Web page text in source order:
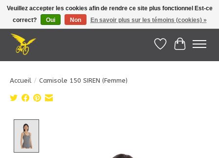
Le Pédalier | Îles de la Madeleine |info@lepedalier.com| 1-418-986-2965
Liste dePanier
Accueil / Camisole 150 SIREN (Femme)
Veuillez accepter les cookies afin de rendre ce site plus fonctionnel Est-ce
correct?
Oui Non En savoir plus sur les témoins (cookies) »